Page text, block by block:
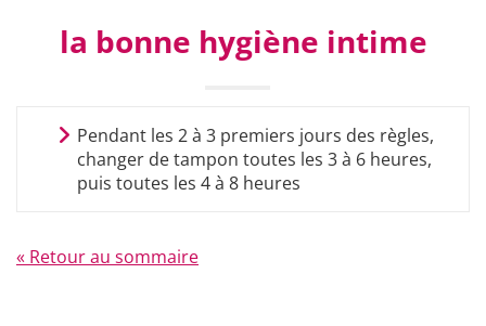
la bonne hygiène intime
Pendant les 2 à 3 premiers jours des règles,
changer de tampon toutes les 3 à 6 heures,
puis toutes les 4 à 8 heures
« Retour au sommaire